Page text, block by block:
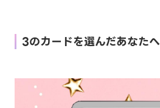
3のカードを選んだあなたへ